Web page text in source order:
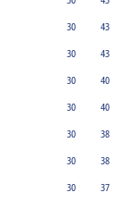
30
43
30
43
30
40
30
40
30
38
30
38
30
37